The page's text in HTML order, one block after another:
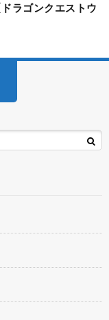
ラゴンクエストウ